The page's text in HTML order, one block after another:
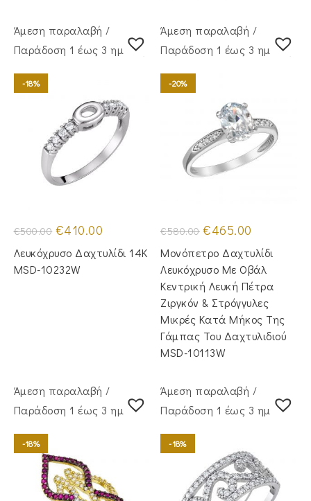
Άμεση παραλαβή /
Παράδoση 1 έως 3 ημέρες
-18%
€500.00 Original
price
€500.00.
€410.00
τιμή
είναι:
Λευκόχρυσο Δαχτυλίδι 14Κ
MSD-10232W
Άμεση παραλαβή /
Παράδoση 1 έως 3 ημέρες
-20%
€580.00 Original
price
€580.00.
€465.00
τιμή
είναι:
€465.00.
Μονόπετρο Δαχτυλίδι
Λευκόχρυσο Με Οβάλ
Κεντρική Λευκή Πέτρα
Ζιργκόν & Στρόγγυλες
Μικρές Κατά Μήκος Της
Γάμπας Του Δαχτυλιδιού
MSD-10113W
Άμεση παραλαβή /
Παράδoση 1 έως 3 ημέρες
-18%
Άμεση παραλαβή /
Παράδoση 1 έως 3 ημέρες
-18%